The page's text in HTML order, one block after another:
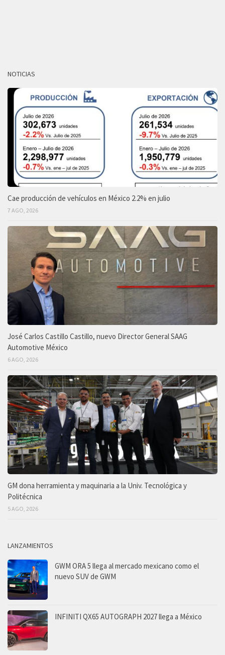
NOTICIAS
Cae producción de vehículos en México 2.2% en julio
7 AGO, 2026
José Carlos Castillo Castillo, nuevo Director General SAAG
Automotive México
6 AGO, 2026
GM dona herramienta y maquinaria a la Univ. Tecnológica y
Politécnica
5 AGO, 2026
LANZAMIENTOS
GWM ORA 5 llega al mercado mexicano como el
nuevo SUV de GWM
INFINITI QX65 AUTOGRAPH 2027 llega a México